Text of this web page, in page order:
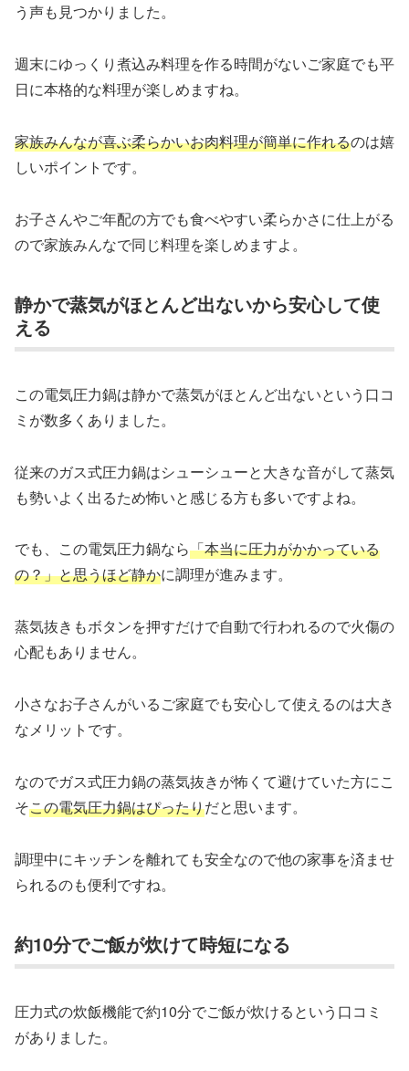
う声も見つかりました。
週末にゆっくり煮込み料理を作る時間がないご家庭でも平
日に本格的な料理が楽しめますね。
家族みんなが喜ぶ柔らかいお肉料理が簡単に作れるのは嬉
しいポイントです。
お子さんやご年配の方でも食べやすい柔らかさに仕上がる
ので家族みんなで同じ料理を楽しめますよ。
静かで蒸気がほとんど出ないから安心して使
える
この電気圧力鍋は静かで蒸気がほとんど出ないという口コ
ミが数多くありました。
従来のガス式圧力鍋はシューシューと大きな音がして蒸気
も勢いよく出るため怖いと感じる方も多いですよね。
でも、この電気圧力鍋なら「本当に圧力がかかっている
の？」と思うほど静かに調理が進みます。
蒸気抜きもボタンを押すだけで自動で行われるので火傷の
心配もありません。
小さなお子さんがいるご家庭でも安心して使えるのは大き
なメリットです。
なのでガス式圧力鍋の蒸気抜きが怖くて避けていた方にこ
そこの電気圧力鍋はぴったりだと思います。
調理中にキッチンを離れても安全なので他の家事を済ませ
られるのも便利ですね。
約10分でご飯が炊けて時短になる
圧力式の炊飯機能で約10分でご飯が炊けるという口コミ
がありました。